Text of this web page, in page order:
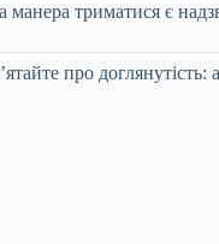
манера триматися є
про